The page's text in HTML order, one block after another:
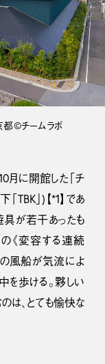
都©チームラボ
に開館した「チ
TBK」)【*1】であ
が若干あったも
《変容する連続
の風船が気流によ
を歩ける。夥しい
は、とても愉快な